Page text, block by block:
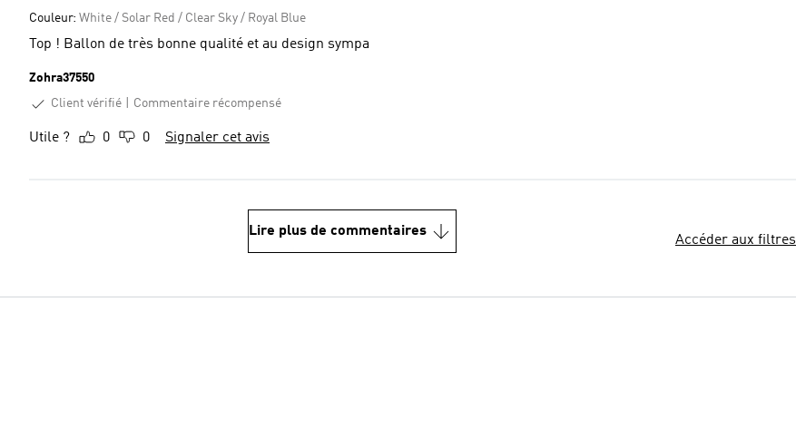
Couleur: White / Solar Red / Clear Sky / Royal Blue
Top ! Ballon de très bonne qualité et au design sympa
Zohra37550
Client vérifié
Commentaire récompensé
Utile ? 0 0 Signaler cet avis
Lire plus de commentaires
Accéder aux filtres